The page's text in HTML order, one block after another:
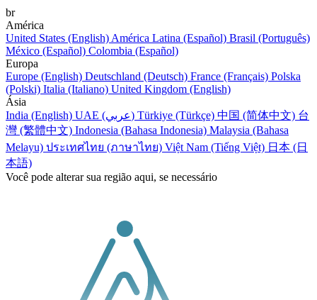
br
América
United States (English) América Latina (Español) Brasil (Português)
México (Español) Colombia (Español)
Europa
Europe (English) Deutschland (Deutsch) France (Français) Polska
(Polski) Italia (Italiano) United Kingdom (English)
Ásia
India (English)
UAE (عربي) Türkiye (Türkçe) 中国 (简体中文) 台
灣 (繁體中文) Indonesia (Bahasa Indonesia) Malaysia (Bahasa
Melayu) ประเทศไทย (ภาษาไทย) Việt Nam (Tiếng Việt) 日本 (日
本語)
Você pode alterar sua região aqui, se necessário